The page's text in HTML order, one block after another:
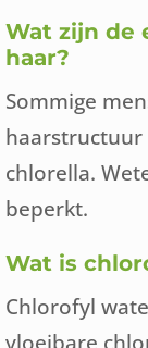
Wat zijn de
haar?
Sommige
haarstructuur
chlorella.
beperkt.
Wat is
Chlorofyl
vloeibare